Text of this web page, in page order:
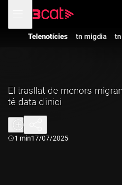
navegació
menú
de
Telenotícies tn migdia
El trasllat de menors
té data d'inici
Durada:
1 min17/07/2025